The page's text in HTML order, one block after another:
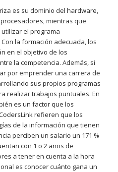
es su dominio del hardware,
mientras que
el programa
la formación adecuada, los
en el objetivo de los
la competencia. Además, si
por emprender una carrera de
sus propios programas
realizar trabajos puntuales. En
es un factor que los
refieren que los
de la información que tienen
perciben un salario un 171 %
con 1 o 2 años de
a tener en cuenta a la hora
es conocer cuánto gana un